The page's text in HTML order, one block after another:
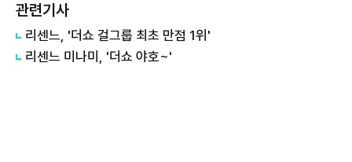
관련기사
리센느, '더쇼 걸그룹 최초 만점 1위'
리센느 미나미, '더쇼 야호~'